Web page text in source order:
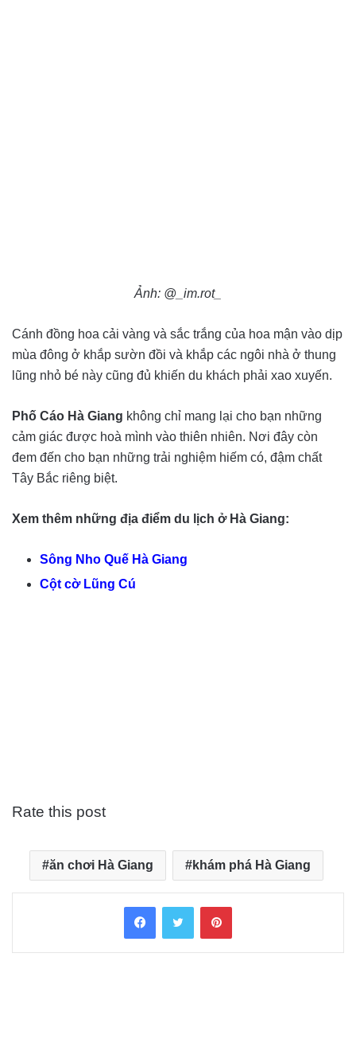
Ảnh: @_im.rot_
Cánh đồng hoa cải vàng và sắc trắng của hoa mận vào dịp
mùa đông ở khắp sườn đồi và khắp các ngôi nhà ở thung
lũng nhỏ bé này cũng đủ khiến du khách phải xao xuyến.
Phố Cáo Hà Giang không chỉ mang lại cho bạn những
cảm giác được hoà mình vào thiên nhiên. Nơi đây còn
đem đến cho bạn những trải nghiệm hiếm có, đậm chất
Tây Bắc riêng biệt.
Xem thêm những địa điểm du lịch ở Hà Giang:
Sông Nho Quế Hà Giang
Cột cờ Lũng Cú
Rate this post
ăn chơi Hà Giang khám phá Hà Giang
FacebookTwitter Pinterest